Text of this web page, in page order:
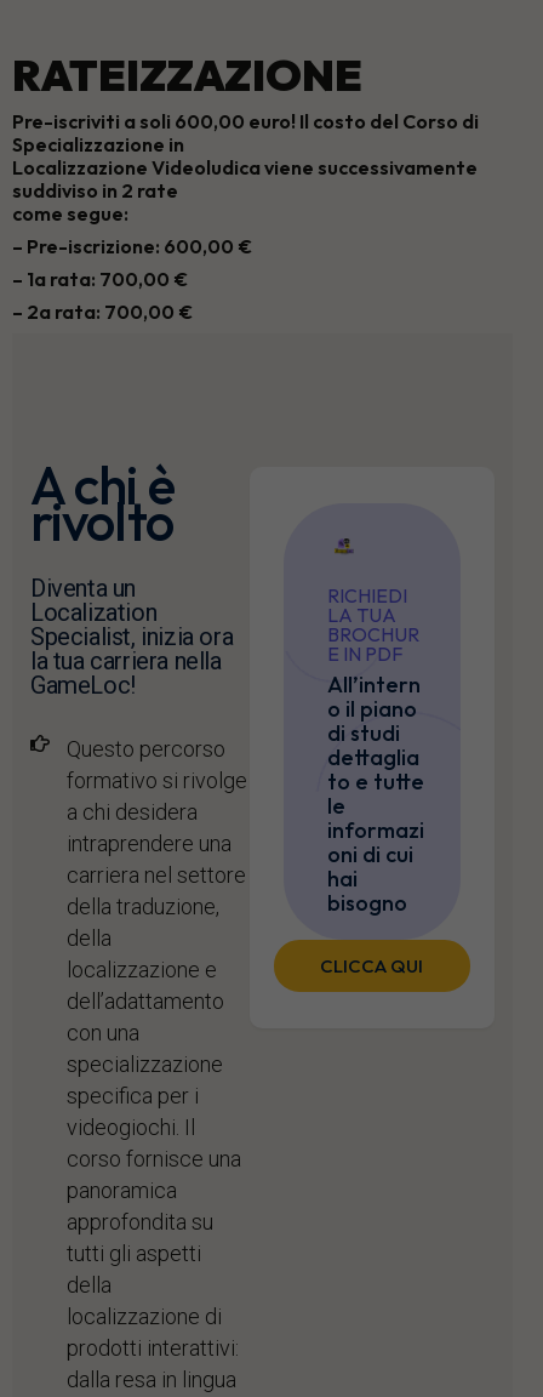
RATEIZZAZIONE
Pre-iscriviti a soli 600,00 euro! Il costo del Corso di
Specializzazione in
Localizzazione Videoludica viene successivamente
suddiviso in 2 rate
come segue:
– Pre-iscrizione: 600,00 €
– 1a rata: 700,00 €
– 2a rata: 700,00 €
A chi è
rivolto
Diventa un
Localization
Specialist, inizia ora
la tua carriera nella
GameLoc!
Questo percorso
formativo si rivolge
a chi desidera
intraprendere una
carriera nel settore
della traduzione,
della
localizzazione e
dell’adattamento
con una
specializzazione
specifica per i
videogiochi. Il
corso fornisce una
panoramica
approfondita su
tutti gli aspetti
della
localizzazione di
prodotti interattivi:
dalla resa in lingua
RICHIEDI
LA TUA
BROCHUR
E IN PDF
All’intern
o il piano
di studi
dettaglia
to e tutte
le
informazi
oni di cui
hai
bisogno
CLICCA QUI